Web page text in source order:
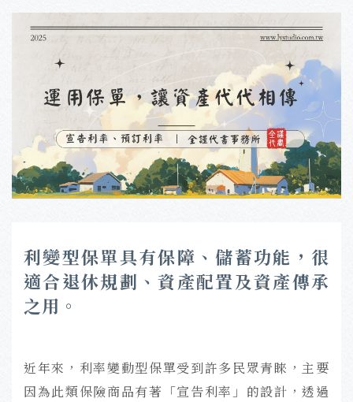
利變型保單具有保障、儲蓄功能，很
適合退休規劃、資產配置及資產傳承
之用。
近年來，利率變動型保單受到許多民眾青睞，主要
因為此類保險商品有著「宣告利率」的設計，透過